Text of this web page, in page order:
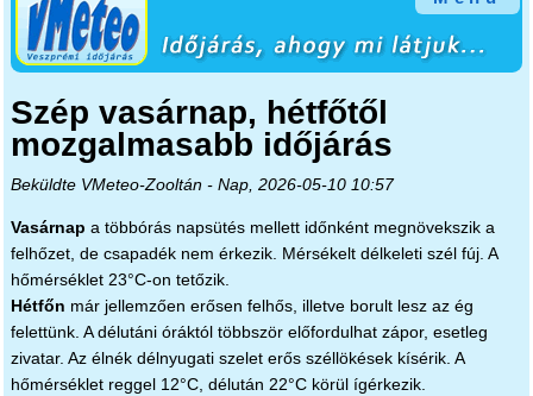
Szép vasárnap, hétfőtől
mozgalmasabb időjárás
Beküldte VMeteo-Zooltán- Nap, 2026-05-10 10:57
Vasárnap a többórás napsütés mellett időnként megnövekszik a
felhőzet, de csapadék nem érkezik. Mérsékelt délkeleti szél fúj. A
hőmérséklet 23°C-on tetőzik.
Hétfőn már jellemzően erősen felhős, illetve borult lesz az ég
felettünk. A délutáni óráktól többször előfordulhat zápor, esetleg
zivatar. Az élnék délnyugati szelet erős széllökések kísérik. A
hőmérséklet reggel 12°C, délután 22°C körül ígérkezik.